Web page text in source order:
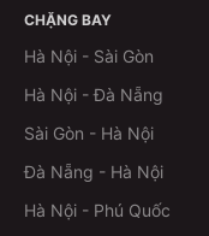
CHẶNG BAY
Hà Nội - Sài Gòn
Hà Nội - Đà Nẵng
Sài Gòn - Hà Nội
Đà Nẵng - Hà Nội
Hà Nội - Phú Quốc